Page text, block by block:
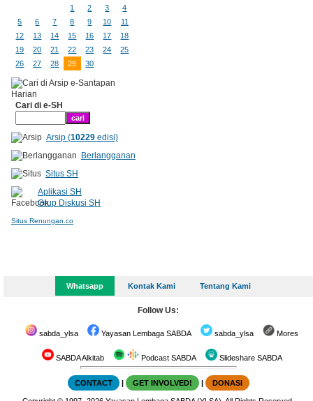
1 2 3
4
5
6 7 8 9 10
11
12
13 14 15 16 17
18
19
20 21 22 23 24
25
26
27 28 29 30
Cari di e-SH
Arsip (10229edisi)
Berlangganan
Situs SH
Aplikasi SH
Grup Diskusi SH
Situs Renungan.co
Whatsapp Kontak Kami Tentang Kami
Follow Us:
sabda_ylsa Yayasan Lembaga SABDA sabda_ylsa Mores
SABDA Alkitab Podcast SABDA Slideshare SABDA
CONTACT | GET INVOLVED! | DONASI